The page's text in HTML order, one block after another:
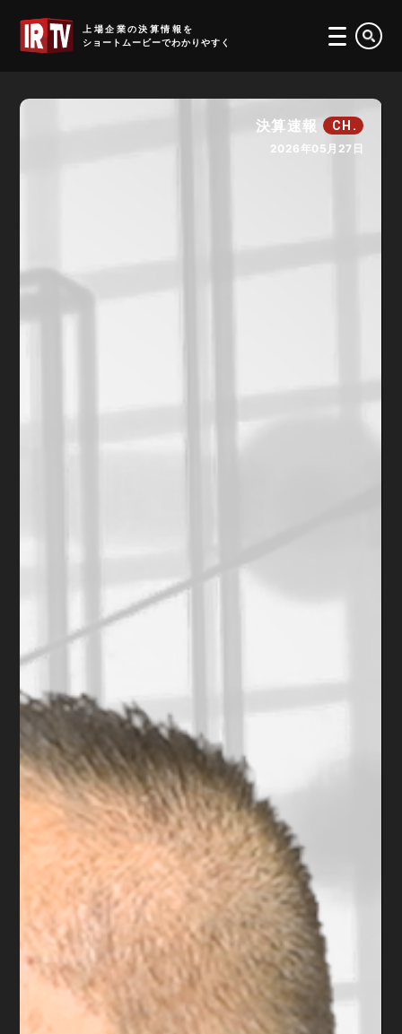
上場企業の決算情報を
ショートムービーでわかりやすく
決算速報 CH.
2026年05月27日